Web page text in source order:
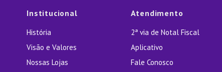
Institucional
História
Visão e Valores
Nossas Lojas
Atendimento
2ª via de Notal Fiscal
Aplicativo
Fale Conosco